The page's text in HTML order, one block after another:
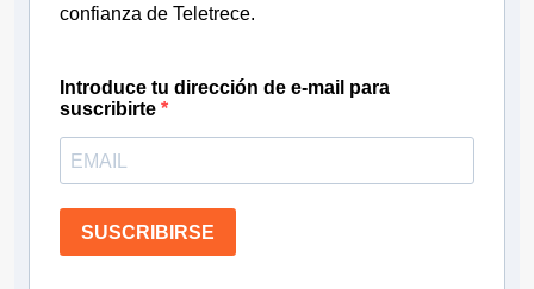
confianza de Teletrece.
Introduce tu dirección de e-mail para
suscribirte
SUSCRIBIRSE